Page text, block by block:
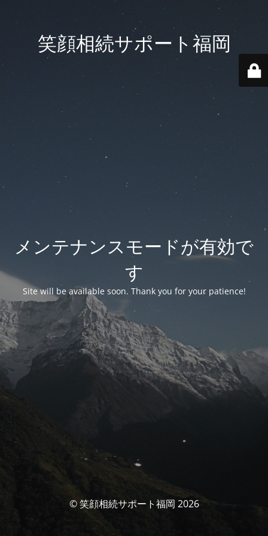
笑顔相続サポート福岡
メンテナンスモードが有効で
す
Site will be available soon. Thank you for your patience!
© 笑顔相続サポート福岡 2026